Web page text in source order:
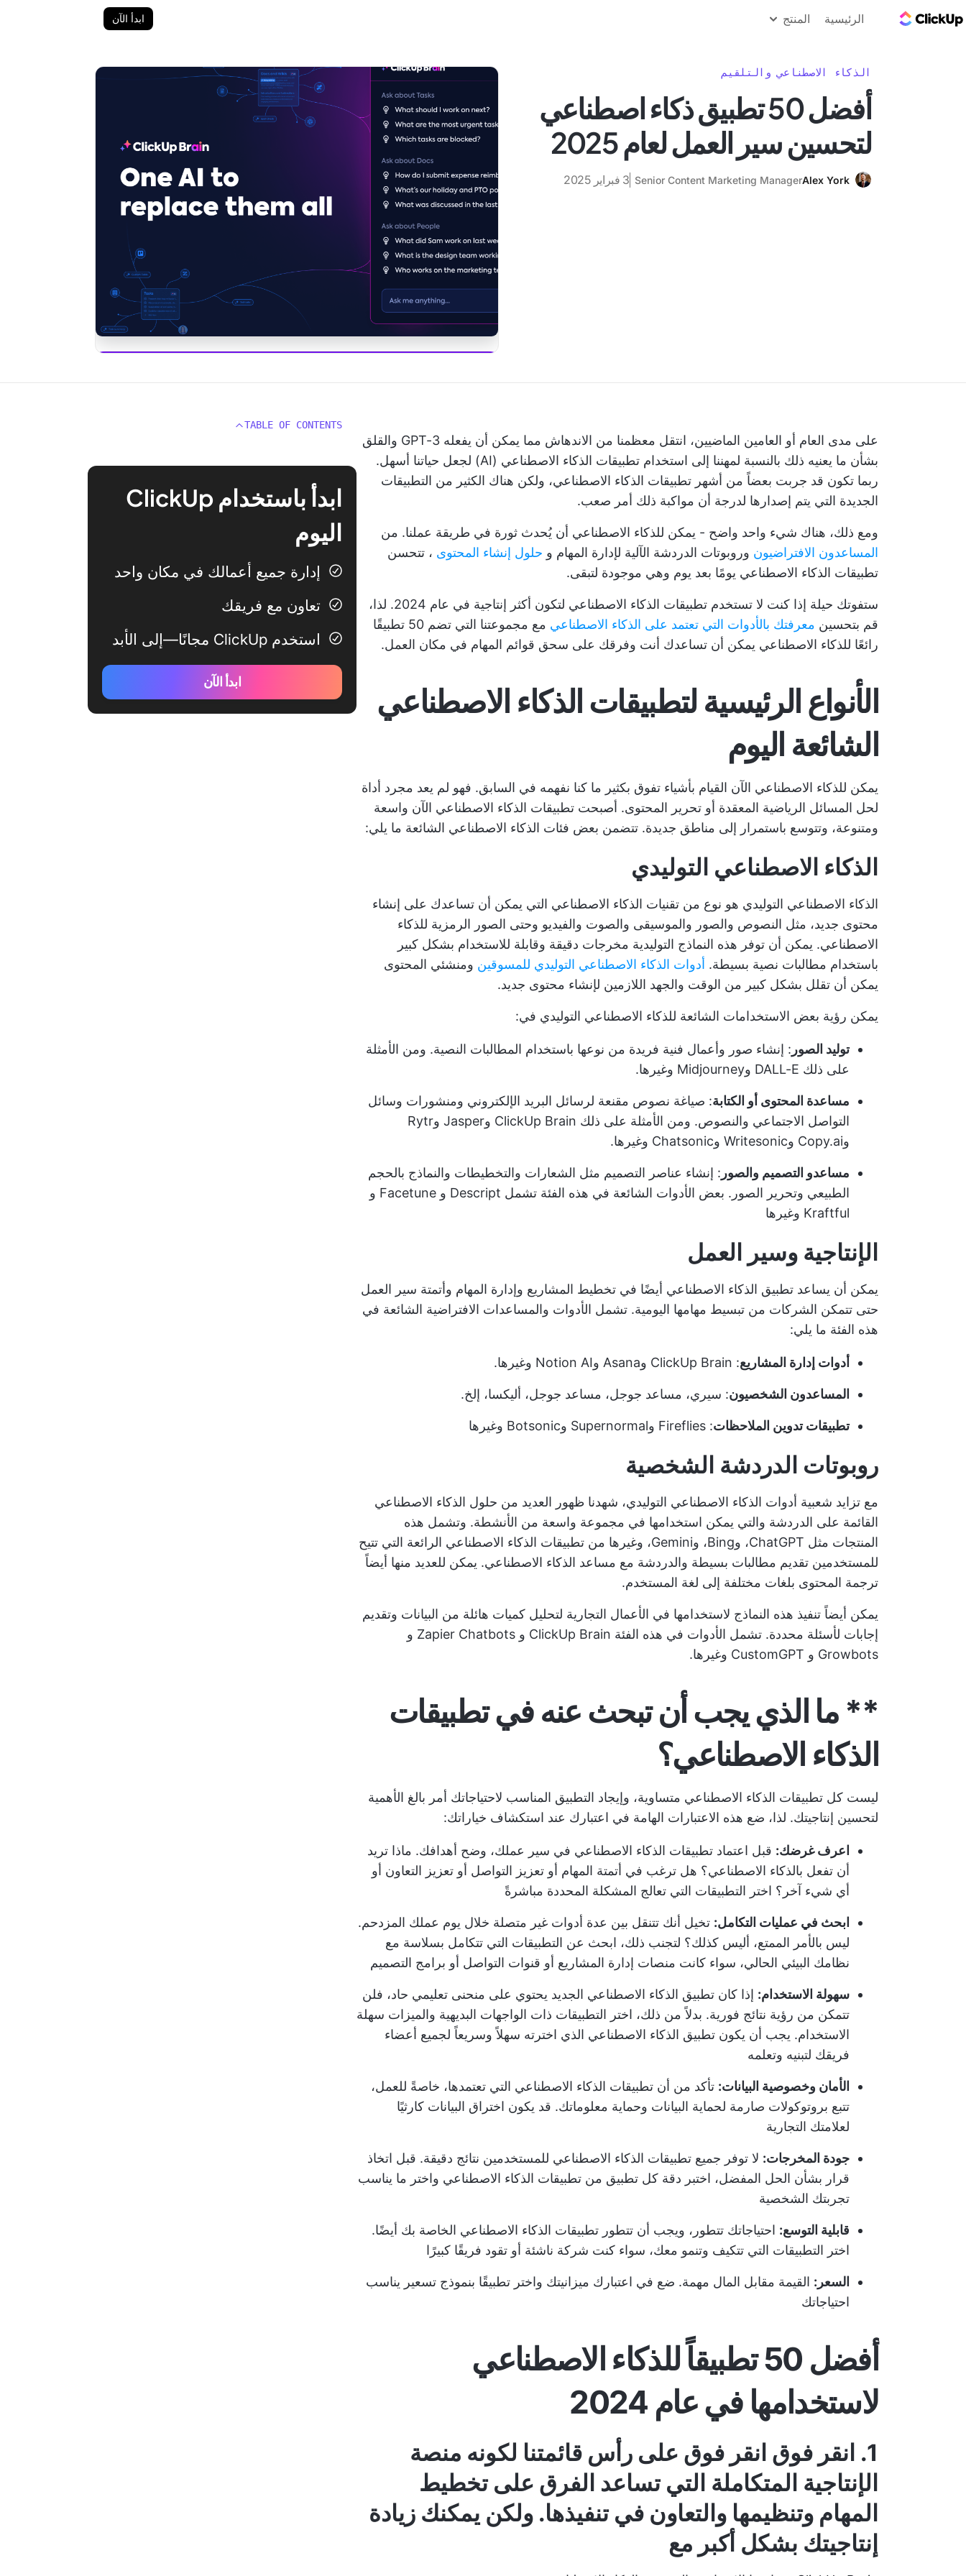
الرئيسية المنتج ابدأ الآن
الذكاء الاصطناعي والتلقيم
أفضل 50 تطبيق ذكاء اصطناعي
لتحسين سير العمل لعام 2025
Alex York
Senior Content Marketing Manager 3 فبراير 2025
على مدى العام أو العامين الماضيين، انتقل معظمنا من الاندهاش مما يمكن أن يفعله GPT-3 والقلق
بشأن ما يعنيه ذلك بالنسبة لمهننا إلى استخدام تطبيقات الذكاء الاصطناعي (AI) لجعل حياتنا أسهل.
ربما تكون قد جربت بعضاً من أشهر تطبيقات الذكاء الاصطناعي، ولكن هناك الكثير من التطبيقات
الجديدة التي يتم إصدارها لدرجة أن مواكبة ذلك أمر صعب.
ومع ذلك، هناك شيء واحد واضح - يمكن للذكاء الاصطناعي أن يُحدث ثورة في طريقة عملنا. من
المساعدون الافتراضيون وروبوتات الدردشة الآلية لإدارة المهام و حلول إنشاء المحتوى ، تتحسن
تطبيقات الذكاء الاصطناعي يومًا بعد يوم وهي موجودة لتبقى.
ستفوتك حيلة إذا كنت لا تستخدم تطبيقات الذكاء الاصطناعي لتكون أكثر إنتاجية في عام 2024. لذا،
قم بتحسين معرفتك بالأدوات التي تعتمد على الذكاء الاصطناعي
مع مجموعتنا التي تضم 50 تطبيقًا
رائعًا للذكاء الاصطناعي يمكن أن تساعدك أنت وفرقك على سحق قوائم المهام في مكان العمل.
الأنواع الرئيسية لتطبيقات الذكاء الاصطناعي
الشائعة اليوم
يمكن للذكاء الاصطناعي الآن القيام بأشياء تفوق بكثير ما كنا نفهمه في السابق. فهو لم يعد مجرد أداة
لحل المسائل الرياضية المعقدة أو تحرير المحتوى. أصبحت تطبيقات الذكاء الاصطناعي الآن واسعة
ومتنوعة، وتتوسع باستمرار إلى مناطق جديدة. تتضمن بعض فئات الذكاء الاصطناعي الشائعة ما يلي:
الذكاء الاصطناعي التوليدي
الذكاء الاصطناعي التوليدي هو نوع من تقنيات الذكاء الاصطناعي التي يمكن أن تساعدك على إنشاء
محتوى جديد، مثل النصوص والصور والموسيقى والصوت والفيديو وحتى الصور الرمزية للذكاء
الاصطناعي. يمكن أن توفر هذه النماذج التوليدية مخرجات دقيقة وقابلة للاستخدام بشكل كبير
باستخدام مطالبات نصية بسيطة. أدوات الذكاء الاصطناعي التوليدي للمسوقين ومنشئي المحتوى
يمكن أن تقلل بشكل كبير من الوقت والجهد اللازمين لإنشاء محتوى جديد.
يمكن رؤية بعض الاستخدامات الشائعة للذكاء الاصطناعي التوليدي في:
توليد الصور : إنشاء صور وأعمال فنية فريدة من نوعها باستخدام المطالبات النصية. ومن الأمثلة
على ذلك DALL-E وMidjourney وغيرها.
مساعدة المحتوى أو الكتابة: صياغة نصوص مقنعة لرسائل البريد الإلكتروني ومنشورات وسائل
التواصل الاجتماعي والنصوص. ومن الأمثلة على ذلك ClickUp Brain وJasper وRytr
وCopy.ai وWritesonic وChatsonic وغيرها.
مساعدو التصميم والصور : إنشاء عناصر التصميم مثل الشعارات والتخطيطات والنماذج بالحجم
الطبيعي وتحرير الصور. بعض الأدوات الشائعة في هذه الفئة تشمل Descript و Facetune و
Kraftful وغيرها
الإنتاجية وسير العمل
يمكن أن يساعد تطبيق الذكاء الاصطناعي أيضًا في تخطيط المشاريع وإدارة المهام وأتمتة سير العمل
حتى تتمكن الشركات من تبسيط مهامها اليومية. تشمل الأدوات والمساعدات الافتراضية الشائعة في
هذه الفئة ما يلي:
أدوات إدارة المشاريع: ClickUp Brain وAsana وNotion AI وغيرها.
المساعدون الشخصيون: سيري، مساعد جوجل، مساعد جوجل، أليكسا، إلخ.
تطبيقات تدوين الملاحظات: Fireflies وSupernormal وBotsonic وغيرها
روبوتات الدردشة الشخصية
مع تزايد شعبية أدوات الذكاء الاصطناعي التوليدي، شهدنا ظهور العديد من حلول الذكاء الاصطناعي
القائمة على الدردشة والتي يمكن استخدامها في مجموعة واسعة من الأنشطة. وتشمل هذه
المنتجات مثل ChatGPT، وBing، وGemini، وغيرها من تطبيقات الذكاء الاصطناعي الرائعة التي تتيح
للمستخدمين تقديم مطالبات بسيطة والدردشة مع مساعد الذكاء الاصطناعي. يمكن للعديد منها أيضاً
ترجمة المحتوى بلغات مختلفة إلى لغة المستخدم.
يمكن أيضاً تنفيذ هذه النماذج لاستخدامها في الأعمال التجارية لتحليل كميات هائلة من البيانات وتقديم
إجابات لأسئلة محددة. تشمل الأدوات في هذه الفئة ClickUp Brain و Zapier Chatbots و
Growbots و CustomGPT وغيرها.
** ما الذي يجب أن تبحث عنه في تطبيقات
الذكاء الاصطناعي؟
ليست كل تطبيقات الذكاء الاصطناعي متساوية، وإيجاد التطبيق المناسب لاحتياجاتك أمر بالغ الأهمية
لتحسين إنتاجيتك. لذا، ضع هذه الاعتبارات الهامة في اعتبارك عند استكشاف خياراتك:
اعرف غرضك: قبل اعتماد تطبيقات الذكاء الاصطناعي في سير عملك، وضح أهدافك. ماذا تريد
أن تفعل بالذكاء الاصطناعي؟ هل ترغب في أتمتة المهام أو تعزيز التواصل أو تعزيز التعاون أو
أي شيء آخر؟ اختر التطبيقات التي تعالج المشكلة المحددة مباشرةً
ابحث في عمليات التكامل: تخيل أنك تتنقل بين عدة أدوات غير متصلة خلال يوم عملك المزدحم.
ليس بالأمر الممتع، أليس كذلك؟ لتجنب ذلك، ابحث عن التطبيقات التي تتكامل بسلاسة مع
نظامك البيئي الحالي، سواء كانت منصات إدارة المشاريع أو قنوات التواصل أو برامج التصميم
سهولة الاستخدام: إذا كان تطبيق الذكاء الاصطناعي الجديد يحتوي على منحنى تعليمي حاد، فلن
تتمكن من رؤية نتائج فورية. بدلاً من ذلك، اختر التطبيقات ذات الواجهات البديهية والميزات سهلة
الاستخدام. يجب أن يكون تطبيق الذكاء الاصطناعي الذي اخترته سهلاً وسريعاً لجميع أعضاء
فريقك لتبنيه وتعلمه
الأمان وخصوصية البيانات: تأكد من أن تطبيقات الذكاء الاصطناعي التي تعتمدها، خاصةً للعمل،
تتبع بروتوكولات صارمة لحماية البيانات وحماية معلوماتك. قد يكون اختراق البيانات كارثيًا
لعلامتك التجارية
جودة المخرجات: لا توفر جميع تطبيقات الذكاء الاصطناعي للمستخدمين نتائج دقيقة. قبل اتخاذ
قرار بشأن الحل المفضل، اختبر دقة كل تطبيق من تطبيقات الذكاء الاصطناعي واختر ما يناسب
تجربتك الشخصية
قابلية التوسع: احتياجاتك تتطور، ويجب أن تتطور تطبيقات الذكاء الاصطناعي الخاصة بك أيضًا.
اختر التطبيقات التي تتكيف وتنمو معك، سواء كنت شركة ناشئة أو تقود فريقًا كبيرًا
السعر: القيمة مقابل المال مهمة. ضع في اعتبارك ميزانيتك واختر تطبيقًا بنموذج تسعير يناسب
احتياجاتك
أفضل 50 تطبيقاً للذكاء الاصطناعي
لاستخدامها في عام 2024
1
. انقر فوق انقر فوق على رأس قائمتنا لكونه منصة
الإنتاجية المتكاملة التي تساعد الفرق على تخطيط
المهام وتنظيمها والتعاون في تنفيذها. ولكن يمكنك زيادة
إنتاجيتك بشكل أكبر مع
TABLE OF CONTENTS
ابدأ باستخدام ClickUp
اليوم
إدارة جميع أعمالك في مكان واحد
تعاون مع فريقك
استخدم ClickUp مجانًا—إلى الأبد
ابدأ الآن